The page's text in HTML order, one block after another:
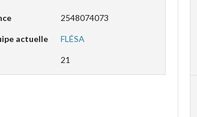
2548074073
actuelle FLÉSA
21